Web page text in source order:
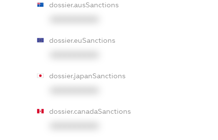
dossier.ausSanctions
dossier.euSanctions
dossier.japanSanctions
dossier.canadaSanctions